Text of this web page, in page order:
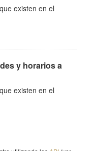
existen en el
y horarios a
existen en el